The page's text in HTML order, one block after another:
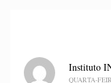
Instituto
QUARTA-